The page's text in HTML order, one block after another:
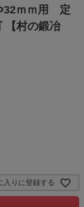
ｍｍ用 定
【村の鍛冶
入りに登録する